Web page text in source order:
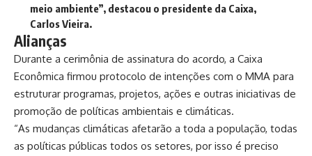
meio ambiente”, destacou o presidente da Caixa,
Carlos Vieira.
Alianças
Durante a cerimônia de assinatura do acordo, a Caixa
Econômica firmou protocolo de intenções com o MMA para
estruturar programas, projetos, ações e outras iniciativas de
promoção de políticas ambientais e climáticas.
“As mudanças climáticas afetarão a toda a população, todas
as políticas públicas todos os setores, por isso é preciso